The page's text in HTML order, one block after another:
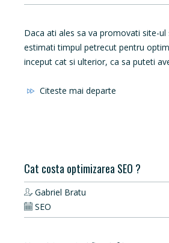
Daca ati ales sa va promovati site-ul
estimati timpul petrecut pentru
inceput cat si ulterior, ca sa puteti
Citeste mai departe
Cat costa optimizarea SEO ?
Gabriel Bratu
SEO